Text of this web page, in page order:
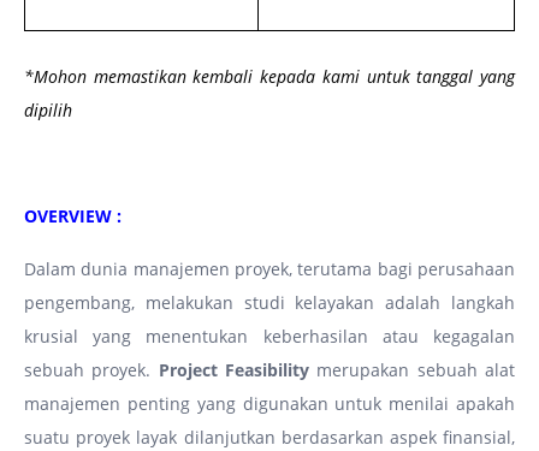
*Mohon memastikan kembali kepada kami untuk tanggal yang
dipilih
OVERVIEW :
Dalam dunia manajemen proyek, terutama bagi perusahaan
pengembang, melakukan studi kelayakan adalah langkah
krusial yang menentukan keberhasilan atau kegagalan
sebuah proyek. Project Feasibility merupakan sebuah alat
manajemen penting yang digunakan untuk menilai apakah
suatu proyek layak dilanjutkan berdasarkan aspek finansial,